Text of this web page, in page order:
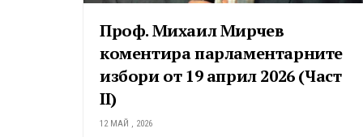
Проф. Михаил Мирчев
коментира парламентарните
избори от 19 април 2026 (Част
II)
12 МАЙ , 2026